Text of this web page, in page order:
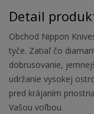
Detail
Obchod Nippon
tyče. Zatiaľ čo
dobrusovanie,
udržanie vysokej
pred krájaním
Vašou voľbou.